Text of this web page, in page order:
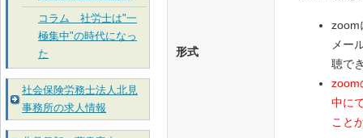
形式
zoom
メー
聴で
zoom
中に
こと
コラム 社労士は"一
極集中"の時代になっ
た
社会保険労務士法人北見
事務所の求人情報